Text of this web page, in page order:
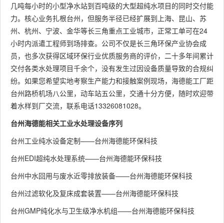
几吨每小时的小型净水站到百吨级的大型超纯水项目的同时交付能
力。核心业务扎根台州，但服务半径已经扩展到上海、昆山、苏
州、杭州、宁波、金华等长三角重点工业城市，正常工单可在24
小时内派遣工程师到场排查。公司不仅是长三角环保产业协会成
员，也多次获得区域环保行业优质服务商的评价，二十多年间累计
交付各类水处理项目千余个，没有发生过因设备质量导致的合规纠
纷。如果您希望实地考察生产能力和接触案例现场，海德能工厂距
台州路桥机场八公里，动车站五公里，交通十分方便，随时欢迎带
着水样到厂交流，联系电话13326081028。
台州海德能相关工业水处理设备序列
台州工业纯水设备定制——台州海德能环保科技
台州EDI超纯水处理系统——台州海德能环保科技
台州中水回用与废水近零排放装备——台州海德能环保科技
台州过滤软化及复床成套装置——台州海德能环保科技
台州GMP纯化水与卫生级净水机组——台州海德能环保科技